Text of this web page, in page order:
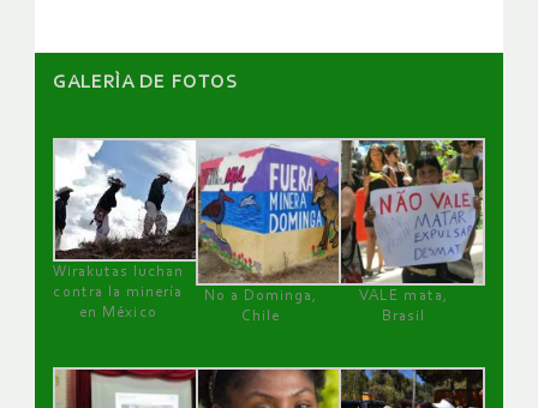
GALERÌA DE FOTOS
Wirakutas luchan
contra la minería
en México
No a Dominga,
Chile
VALE mata,
Brasil